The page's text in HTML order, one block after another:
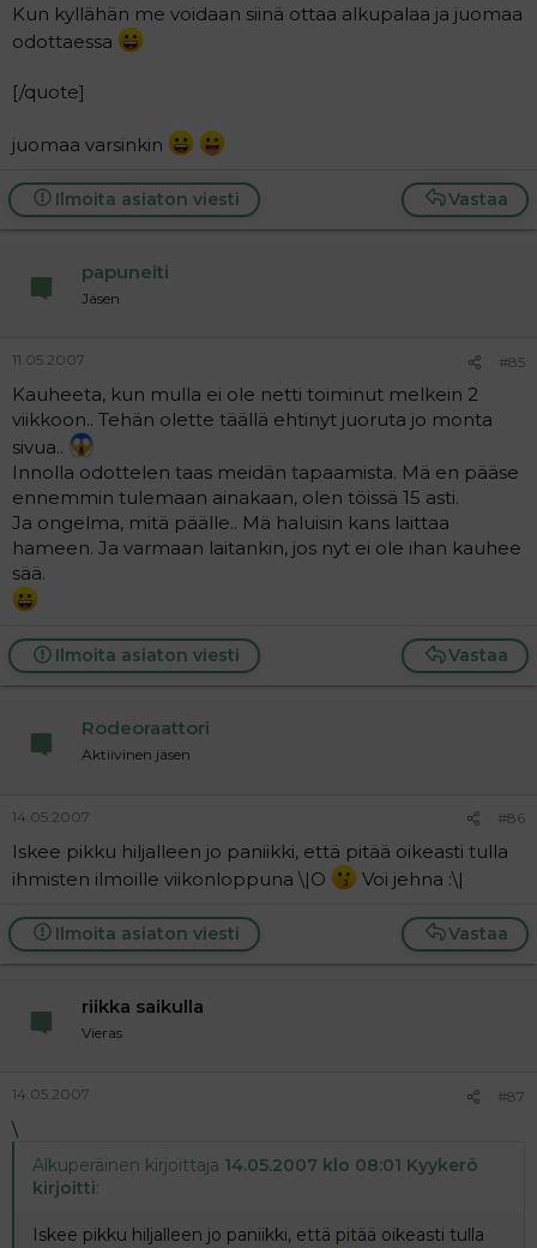
Kun kyllähän me voidaan siinä ottaa alkupalaa ja juomaa
odottaessa
[/quote]
juomaa varsinkin
Vastaa
Ilmoita asiaton viesti
papuneiti
Jäsen
11.05.2007 #85
Kauheeta, kun mulla ei ole netti toiminut melkein 2
viikkoon.. Tehän olette täällä ehtinyt juoruta jo monta
sivua..
Innolla odottelen taas meidän tapaamista. Mä en pääse
ennemmin tulemaan ainakaan, olen töissä 15 asti.
Ja ongelma, mitä päälle.. Mä haluisin kans laittaa
hameen. Ja varmaan laitankin, jos nyt ei ole ihan kauhee
sää.
Vastaa
Ilmoita asiaton viesti
Rodeoraattori
Aktiivinen jäsen
14.05.2007 #86
Iskee pikku hiljalleen jo paniikki, että pitää oikeasti tulla
ihmisten ilmoille viikonloppuna \|O
Voi jehna :\|
Vastaa
Ilmoita asiaton viesti
riikka saikulla
Vieras
14.05.2007 #87
\
Alkuperäinen kirjoittaja 14.05.2007 klo 08:01 Kyykerö
kirjoitti:
Iskee pikku hiljalleen jo paniikki, että pitää oikeasti tulla